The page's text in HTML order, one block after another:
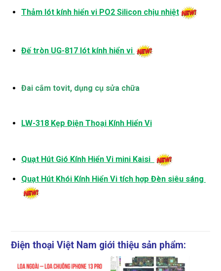
Thảm lót kính hiển vi PO2 Silicon chịu nhiệt
Đế tròn UG-817 lót kính hiển vi
Đai cắm tovit, dụng cụ sửa chữa
LW-318 Kẹp Điện Thoại Kính Hiển Vi
Quạt Hút Gió Kính Hiển Vi mini Kaisi
Quạt Hút Khói Kính Hiển Vi tích hợp Đèn siêu sáng
Điện thoại Việt Nam giới thiệu sản phẩm: